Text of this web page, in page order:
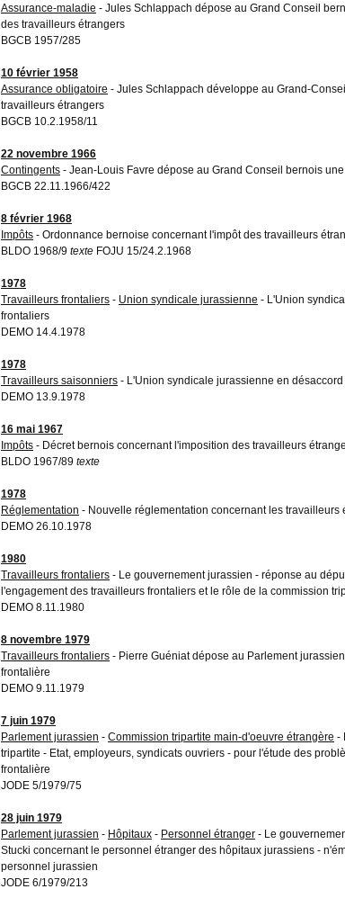
Assurance-maladie - Jules Schlappach dépose au Grand Conseil
des travailleurs étrangers
BGCB 1957/285
10 février 1958
Assurance obligatoire - Jules Schlappach développe au Grand-
travailleurs étrangers
BGCB 10.2.1958/11
22 novembre 1966
Contingents - Jean-Louis Favre dépose au Grand Conseil bernois
BGCB 22.11.1966/422
8 février 1968
Impôts - Ordonnance bernoise concernant l'impôt des travailleurs
BLDO 1968/9 texte FOJU 15/24.2.1968
1978
Travailleurs frontaliers - Union syndicale jurassienne - L'Union
frontaliers
DEMO 14.4.1978
1978
Travailleurs saisonniers - L'Union syndicale jurassienne en
DEMO 13.9.1978
16 mai 1967
Impôts - Décret bernois concernant l'imposition des travailleurs
BLDO 1967/89 texte
1978
Réglementation - Nouvelle réglementation concernant les travailleurs
DEMO 26.10.1978
1980
Travailleurs frontaliers - Le gouvernement jurassien - réponse au
l'engagement des travailleurs frontaliers et le rôle de la commission
DEMO 8.11.1980
8 novembre 1979
Travailleurs frontaliers - Pierre Guéniat dépose au Parlement
frontalière
DEMO 9.11.1979
7 juin 1979
Parlement jurassien - Commission tripartite main-d'oeuvre étrangère -
tripartite - Etat, employeurs, syndicats ouvriers - pour l'étude des
frontalière
JODE 5/1979/75
28 juin 1979
Parlement jurassien - Hôpitaux - Personnel étranger - Le
Stucki concernant le personnel étranger des hôpitaux jurassiens -
personnel jurassien
JODE 6/1979/213